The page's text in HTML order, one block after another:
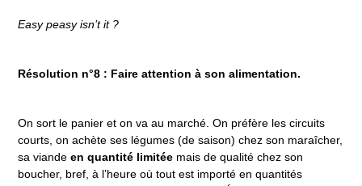
Easy peasy isn’t it ?
Résolution n°8 : Faire attention à son alimentation.
On sort le panier et on va au marché. On préfère les circuits
courts, on achète ses légumes (de saison) chez son maraîcher,
sa viande en quantité limitée mais de qualité chez son
boucher, bref, à l’heure où tout est importé en quantités